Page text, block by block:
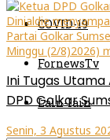
COVID-19
FornewsTv
Lain-lain
Ini Tugas
DPD Golkar
Senin, 3 Agustus